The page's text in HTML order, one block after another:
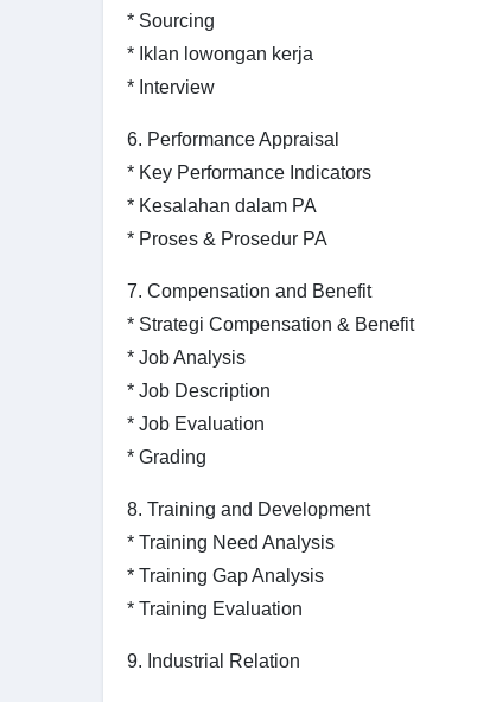
* Sourcing
* Iklan lowongan kerja
* Interview
6. Performance Appraisal
* Key Performance Indicators
* Kesalahan dalam PA
* Proses & Prosedur PA
7. Compensation and Benefit
* Strategi Compensation & Benefit
* Job Analysis
* Job Description
* Job Evaluation
* Grading
8. Training and Development
* Training Need Analysis
* Training Gap Analysis
* Training Evaluation
9. Industrial Relation